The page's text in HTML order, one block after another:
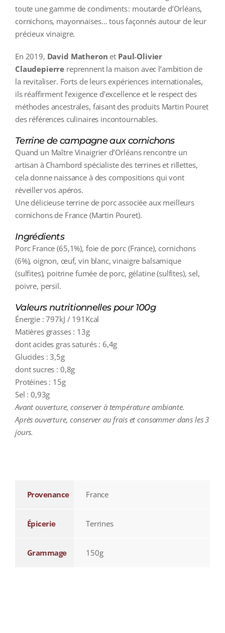
toute une gamme de condiments : moutarde d’Orléans,
cornichons, mayonnaises… tous façonnés autour de leur
précieux vinaigre.
En 2019, David Matheron et Paul‑Olivier
Claudepierre reprennent la maison avec l’ambition de
la revitaliser. Forts de leurs expériences internationales,
ils réaffirment l’exigence d’excellence et le respect des
méthodes ancestrales, faisant des produits Martin Pouret
des références culinaires incontournables.
Terrine de campagne aux cornichons
Quand un Maître Vinaigrier d’Orléans rencontre un
artisan à Chambord spécialiste des terrines et rillettes,
cela donne naissance à des compositions qui vont
réveiller vos apéros.
Une délicieuse terrine de porc associée aux meilleurs
cornichons de France (Martin Pouret).
Ingrédients
Porc France (65,1%), foie de porc (France), cornichons
(6%), oignon, œuf, vin blanc, vinaigre balsamique
(sulfites), poitrine fumée de porc, gélatine (sulfites), sel,
poivre, persil.
Valeurs nutritionnelles pour 100g
Énergie : 797kJ / 191Kcal
Matières grasses : 13g
dont acides gras saturés : 6,4g
Glucides : 3,5g
dont sucres : 0,8g
Protéines : 15g
Sel : 0,93g
Avant ouverture, conserver à température ambiante.
Après ouverture, conserver au frais et consommer dans les 3
jours.
Provenance France
Épicerie Terrines
Grammage 150g